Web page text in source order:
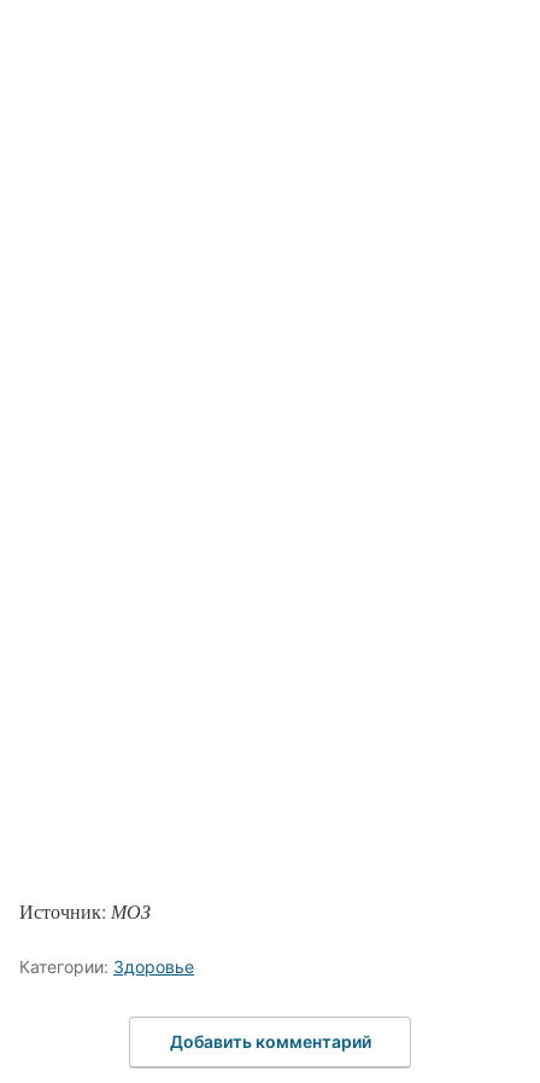
Источник: МОЗ
Категории: Здоровье
Добавить комментарий